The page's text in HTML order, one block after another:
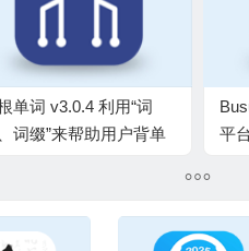
单词 v3.0.4 利用“词
词缀”来帮助用户背单
平